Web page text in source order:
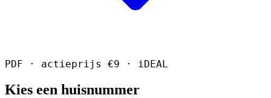
PDF · actieprijs €9 · iDEAL
Kies een huisnummer